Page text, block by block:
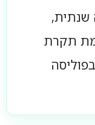
שנתית,
תקרת